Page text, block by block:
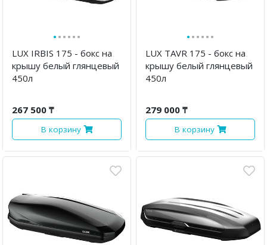
······
LUX IRBIS 175 - бокс на
крышу белый глянцевый
450л
267 500 ₸
В корзину
······
LUX TAVR 175 - бокс на
крышу белый глянцевый
450л
279 000 ₸
В корзину